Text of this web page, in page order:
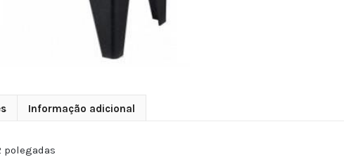
Informação adicional
polegadas